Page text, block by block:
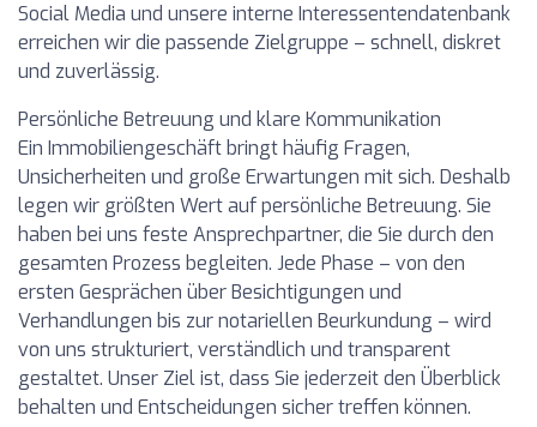
Social Media und unsere interne Interessentendatenbank
erreichen wir die passende Zielgruppe – schnell, diskret
und zuverlässig.
Persönliche Betreuung und klare Kommunikation
Ein Immobiliengeschäft bringt häufig Fragen,
Unsicherheiten und große Erwartungen mit sich. Deshalb
legen wir größten Wert auf persönliche Betreuung. Sie
haben bei uns feste Ansprechpartner, die Sie durch den
gesamten Prozess begleiten. Jede Phase – von den
ersten Gesprächen über Besichtigungen und
Verhandlungen bis zur notariellen Beurkundung – wird
von uns strukturiert, verständlich und transparent
gestaltet. Unser Ziel ist, dass Sie jederzeit den Überblick
behalten und Entscheidungen sicher treffen können.